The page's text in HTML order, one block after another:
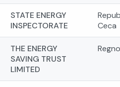
STATE ENERGY
INSPECTORATE
Ceca
THE ENERGY
SAVING TRUST
LIMITED